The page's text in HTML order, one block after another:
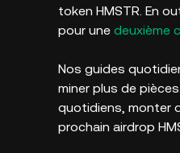
token HMSTR. En
pour une deuxième
Nos guides
miner plus de
quotidiens, monter
prochain airdrop